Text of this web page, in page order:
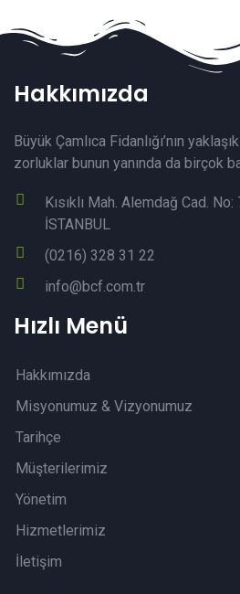
Hakkımızda
Büyük Çamlıca Fidanlığı’nın
zorluklar bunun yanında da birçok
Kısıklı Mah. Alemdağ Cad.
İSTANBUL
(0216) 328 31 22
info@bcf.com.tr
Hızlı Menü
Hakkımızda
Misyonumuz & Vizyonumuz
Tarihçe
Müşterilerimiz
Yönetim
Hizmetlerimiz
İletişim